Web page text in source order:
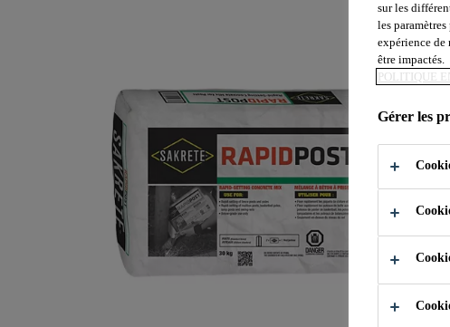
sur les
les
expérience de
être impactés.
POLITIQUE
Gérer les